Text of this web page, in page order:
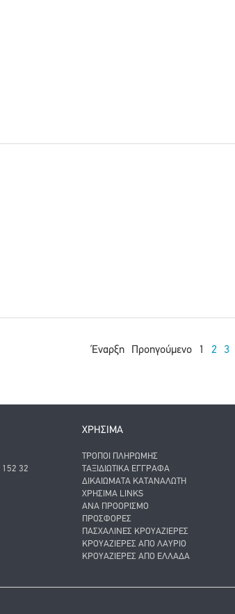
Έναρξη Προηγούμενο 1 2 3
152 32
ΧΡΗΣΙΜΑ
ΤΡΌΠΟΙ ΠΛΗΡΩΜΉΣ
ΤΑΞΙΔΙΩΤΙΚΆ ΈΓΓΡΑΦΑ
ΔΙΚΑΙΏΜΑΤΑ ΚΑΤΑΝΑΛΩΤΉ
ΧΡΉΣΙΜΑ LINKS
ΑΝΑ ΠΡΟΟΡΙΣΜΌ
ΠΡΟΣΦΟΡΈΣ
ΠΑΣΧΑΛΙΝΈΣ ΚΡΟΥΑΖΙΈΡΕΣ
ΚΡΟΥΑΖΙΈΡΕΣ ΑΠΌ ΛΑΎΡΙΟ
ΚΡΟΥΑΖΙΈΡΕΣ ΑΠΌ ΕΛΛΆΔΑ